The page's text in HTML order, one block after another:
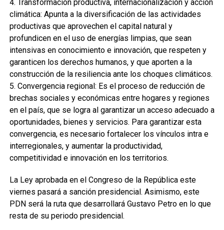
4. Transformación productiva, internacionalización y acción
climática: Apunta a la diversificación de las actividades
productivas que aprovechen el capital natural y
profundicen en el uso de energías limpias, que sean
intensivas en conocimiento e innovación, que respeten y
garanticen los derechos humanos, y que aporten a la
construcción de la resiliencia ante los choques climáticos.
5. Convergencia regional: Es el proceso de reducción de
brechas sociales y económicas entre hogares y regiones
en el país, que se logra al garantizar un acceso adecuado a
oportunidades, bienes y servicios. Para garantizar esta
convergencia, es necesario fortalecer los vínculos intra e
interregionales, y aumentar la productividad,
competitividad e innovación en los territorios.
La Ley aprobada en el Congreso de la República este
viernes pasará a sanción presidencial. Asimismo, este
PDN será la ruta que desarrollará Gustavo Petro en lo que
resta de su periodo presidencial.